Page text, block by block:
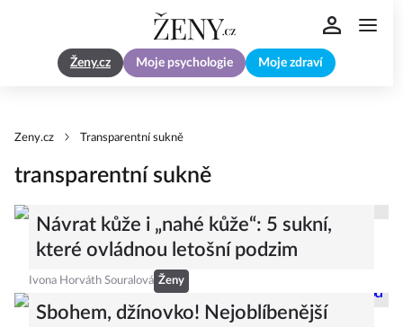
Ženy.cz Moje psychologie Moje zdraví
Zeny.cz Transparentní sukně
transparentní sukně
Návrat kůže i „nahé kůže“: 5 sukní,
které ovládnou letošní podzim
Ivona Horváth Souralová Ženy
Sbohem, džínovko! Nejoblíbenější